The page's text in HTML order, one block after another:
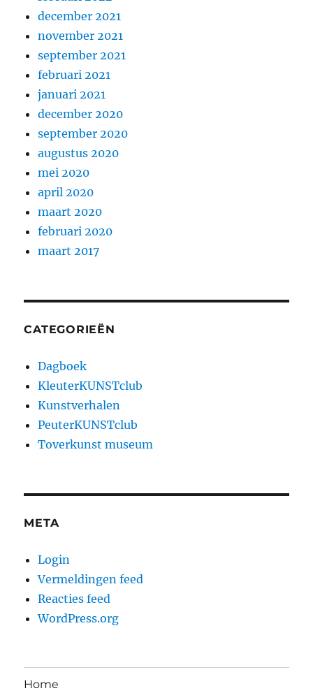
december 2021
november 2021
september 2021
februari 2021
januari 2021
december 2020
september 2020
augustus 2020
mei 2020
april 2020
maart 2020
februari 2020
maart 2017
CATEGORIEËN
Dagboek
KleuterKUNSTclub
Kunstverhalen
PeuterKUNSTclub
Toverkunst museum
META
Login
Vermeldingen feed
Reacties feed
WordPress.org
Home